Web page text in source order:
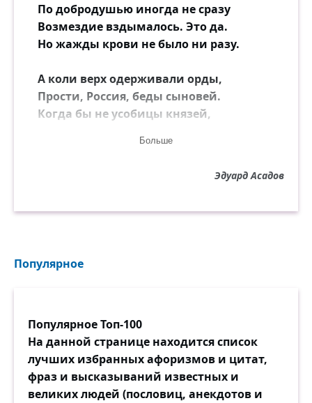
По добродушью иногда не сразу
Возмездие вздымалось. Это да.
Но жажды крови не было ни разу.
А коли верх одерживали орды,
Прости, Россия, беды сыновей.
Когда бы не усобицы князей,
С богатырём недолговечны шутки:
Но победить — вот это уже дудки!
Как, скажем, биться с солнцем и луною.
И если тьмы тевтонцев иль Батыя
Нашли конец на родине моей,
То нынешняя гордая Россия
Стократ ещё прекрасней и сильней!
Больше
Эдуард Асадов
Популярное
Популярное Топ-100
На данной странице находится список
лучших избранных афоризмов и цитат,
фраз и высказываний известных и
великих людей (пословиц, анекдотов и